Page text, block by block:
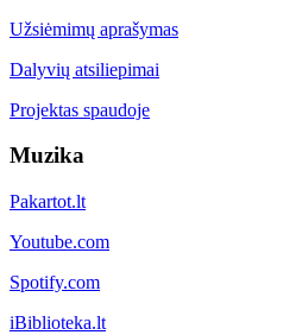
Užsiėmimų aprašymas
Dalyvių atsiliepimai
Projektas spaudoje
Muzika
Pakartot.lt
Youtube.com
Spotify.com
iBiblioteka.lt